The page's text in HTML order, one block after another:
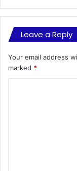
Leave a Reply
Your email address
marked *